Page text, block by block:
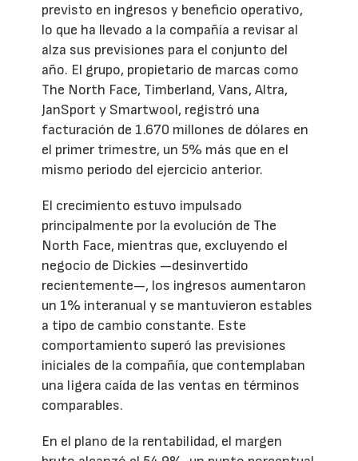
previsto en ingresos y beneficio operativo,
lo que ha llevado a la compañía a revisar al
alza sus previsiones para el conjunto del
año. El grupo, propietario de marcas como
The North Face, Timberland, Vans, Altra,
JanSport y Smartwool, registró una
facturación de 1.670 millones de dólares en
el primer trimestre, un 5% más que en el
mismo periodo del ejercicio anterior.
El crecimiento estuvo impulsado
principalmente por la evolución de The
North Face, mientras que, excluyendo el
negocio de Dickies —desinvertido
recientemente—, los ingresos aumentaron
un 1% interanual y se mantuvieron estables
a tipo de cambio constante. Este
comportamiento superó las previsiones
iniciales de la compañía, que contemplaban
una ligera caída de las ventas en términos
comparables.
En el plano de la rentabilidad, el margen